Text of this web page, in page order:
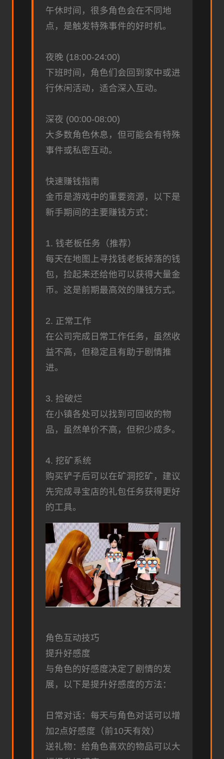
午休时间，很多角色会在不同地
点，是触发特殊事件的好时机。
夜晚 (18:00-24:00)
下班时间，角色们会回到家中或进
行休闲活动，适合深入互动。
深夜 (00:00-08:00)
大多数角色休息，但可能会有特殊
事件或私密互动。
快速赚钱指南
金币是游戏中的重要资源，以下是
新手期间的主要赚钱方式：
1. 钱老板任务（推荐）
每天在地图上寻找钱老板掉落的钱
包，捡起来还给他可以获得大量金
币。这是前期最高效的赚钱方式。
2. 正常工作
在公司完成日常工作任务，虽然收
益不高，但稳定且有助于剧情推
进。
3. 捡破烂
在小镇各处可以找到可回收的物
品，虽然单价不高，但积少成多。
4. 挖矿系统
购买铲子后可以在矿洞挖矿，建议
先完成寻宝店的礼包任务获得更好
的工具。
角色互动技巧
提升好感度
与角色的好感度决定了剧情的发
展，以下是提升好感度的方法：
日常对话：每天与角色对话可以增
加2点好感度（前10天有效）
送礼物：给角色喜欢的物品可以大